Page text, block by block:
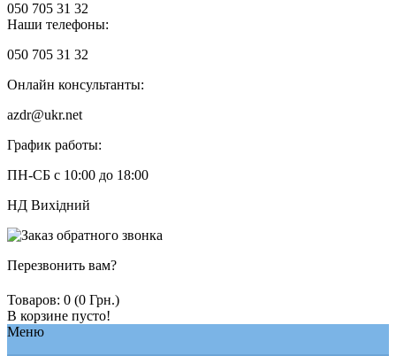
050 705 31 32
Наши телефоны:
050 705 31 32
Онлайн консультанты:
azdr@ukr.net
График работы:
ПН-СБ с 10:00 до 18:00
НД Вихідний
Перезвонить вам?
Товаров: 0 (0 Грн.)
В корзине пусто!
Меню